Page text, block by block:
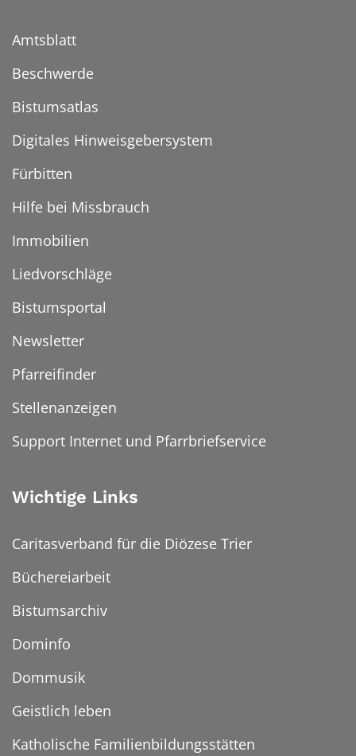
Amtsblatt
Beschwerde
Bistumsatlas
Digitales Hinweisgebersystem
Fürbitten
Hilfe bei Missbrauch
Immobilien
Liedvorschläge
Bistumsportal
Newsletter
Pfarreifinder
Stellenanzeigen
Support Internet und Pfarrbriefservice
Wichtige Links
Caritasverband für die Diözese Trier
Büchereiarbeit
Bistumsarchiv
Dominfo
Dommusik
Geistlich leben
Katholische Familienbildungsstätten